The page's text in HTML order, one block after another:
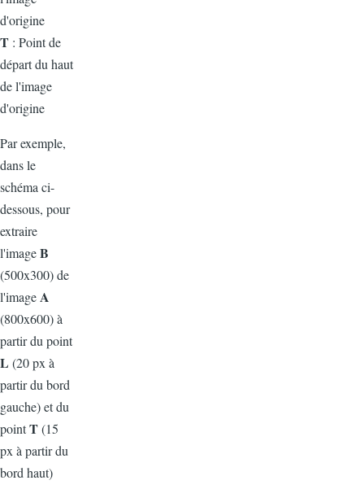
d'origine
T : Point de
départ du haut
de l'image
d'origine
Par exemple,
dans le
schéma ci-
dessous, pour
extraire
l'imageB
(500x300) de
l'imageA
(800x600) à
partir du point
L (20 px à
partir du bord
gauche) et du
pointT(15
px à partir du
bord haut)